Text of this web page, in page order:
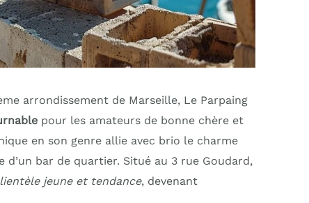
arrondissement de Marseille, Le Parpaing
pour les amateurs de bonne chère et
en son genre allie avec brio le charme
bar de quartier. Situé au 3 rue Goudard,
jeune et tendance, devenant